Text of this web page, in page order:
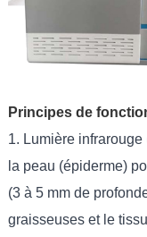
Principes de
1. Lumière
la peau (épiderme)
(3 à 5 mm de
graisseuses et le